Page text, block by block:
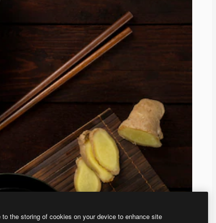
the storing of cookies on your device to enhance site